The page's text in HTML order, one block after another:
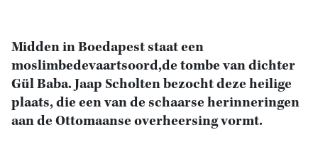
Midden in Boedapest staat een
moslimbedevaartsoord,de tombe van dichter
Gül Baba. Jaap Scholten bezocht deze heilige
plaats, die een van de schaarse herinneringen
aan de Ottomaanse overheersing vormt.